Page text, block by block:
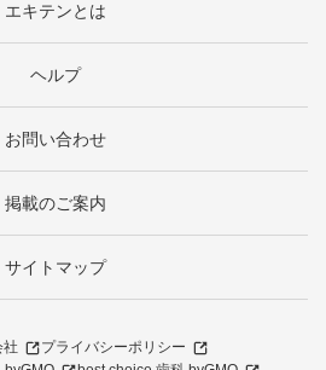
エキテンとは
ヘルプ
お問い合わせ
掲載のご案内
サイトマップ
社
プライバシーポリシー